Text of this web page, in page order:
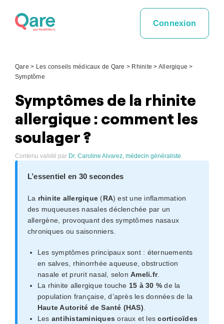
Connexion
Qare > Les conseils médicaux de Qare > Rhinite > Allergique >
Symptôme
Symptômes de la rhinite
allergique : comment les
soulager ?
Contenu validé par Dr. Caroline Alvarez, médecin généraliste.
L’essentiel en 30 secondes
La rhinite allergique (RA) est une inflammation
des muqueuses nasales déclenchée par un
allergène, provoquant des symptômes nasaux
chroniques ou saisonniers.
Les symptômes principaux sont : éternuements
en salves, rhinorrhée aqueuse, obstruction
nasale et prurit nasal, selonAmeli.fr.
La rhinite allergique touche 15 à 30 % de la
population française, d’après les données de la
Haute Autorité de Santé (HAS)
Les antihistaminiques oraux et lescorticoïdes